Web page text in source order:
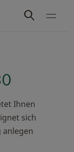
Ihnen
sich
anlegen